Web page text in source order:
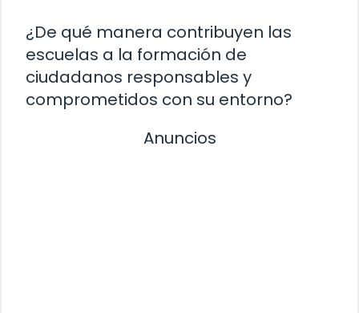
¿De qué manera contribuyen las
escuelas a la formación de
ciudadanos responsables y
comprometidos con su entorno?
Anuncios